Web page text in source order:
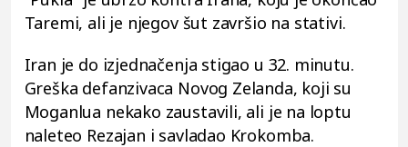
Taremi, ali je njegov šut završio na stativi.
Iran je do izjednačenja stigao u 32. minutu.
Greška defanzivaca Novog Zelanda, koji su
Moganlua nekako zaustavili, ali je na loptu
naleteo Rezajan i savladao Krokomba.